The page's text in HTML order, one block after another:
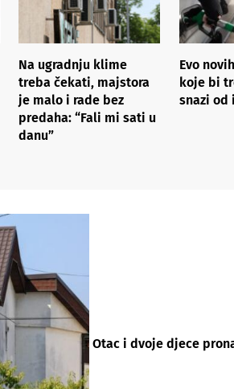
Na ugradnju klime
treba čekati, majstora
je malo i rade bez
predaha: “Fali mi sati u
danu”
Evo
koje bi
snazi od
Otac i dvoje djece